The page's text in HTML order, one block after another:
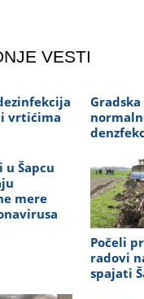
VESTI
i vrtićima
Šapcu
mere
Počeli
radovi
spajati